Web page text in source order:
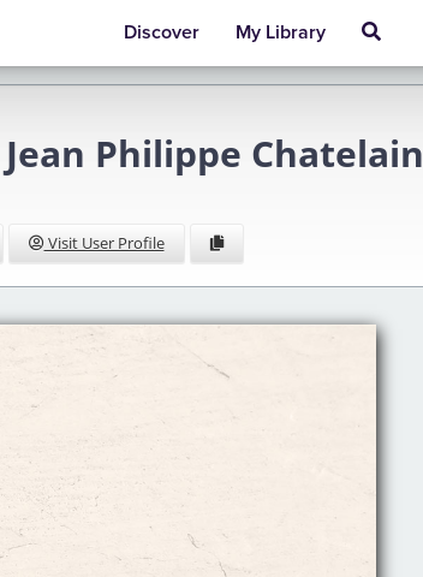
Discover My Library
Philippe Chatelain
Visit User Profile